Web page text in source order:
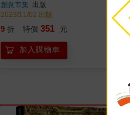
人類史上最值得玩味的大發現
創意市集 出版
2023/11/02 出版
9 折 特價 351 元
加入購物車